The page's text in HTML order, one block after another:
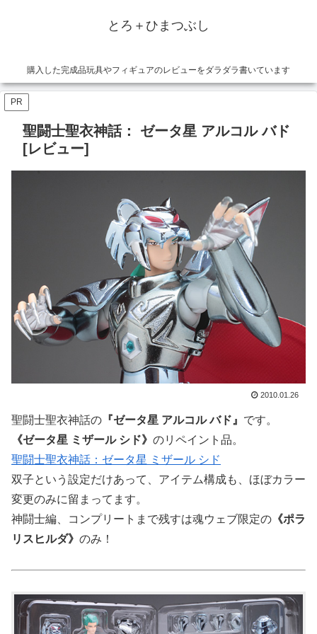
とろ＋ひまつぶし
購入した完成品玩具やフィギュアのレビューをダラダラ書いています
PR
聖闘士聖衣神話： ゼータ星 アルコル バド
[レビュー]
2010.01.26
聖闘士聖衣神話の 『ゼータ星 アルコル バド』 です。
《ゼータ星 ミザール シド》 のリペイント品。
聖闘士聖衣神話：ゼータ星 ミザール シド
双子という設定だけあって、アイテム構成も、ほぼカラー
変更のみに留まってます。
神闘士編、コンプリートまで残すは魂ウェブ限定の 《ポラ
リスヒルダ》 のみ！